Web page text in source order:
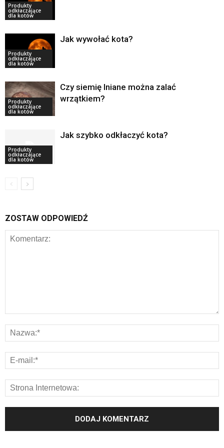
Produkty
odkłaczające
dla kotów
Produkty
odkłaczające
dla kotów
Jak wywołać kota?
Produkty
odkłaczające
dla kotów
Czy siemię lniane można zalać
wrzątkiem?
Produkty
odkłaczające
dla kotów
Jak szybko odkłaczyć kota?
ZOSTAW ODPOWIEDŹ